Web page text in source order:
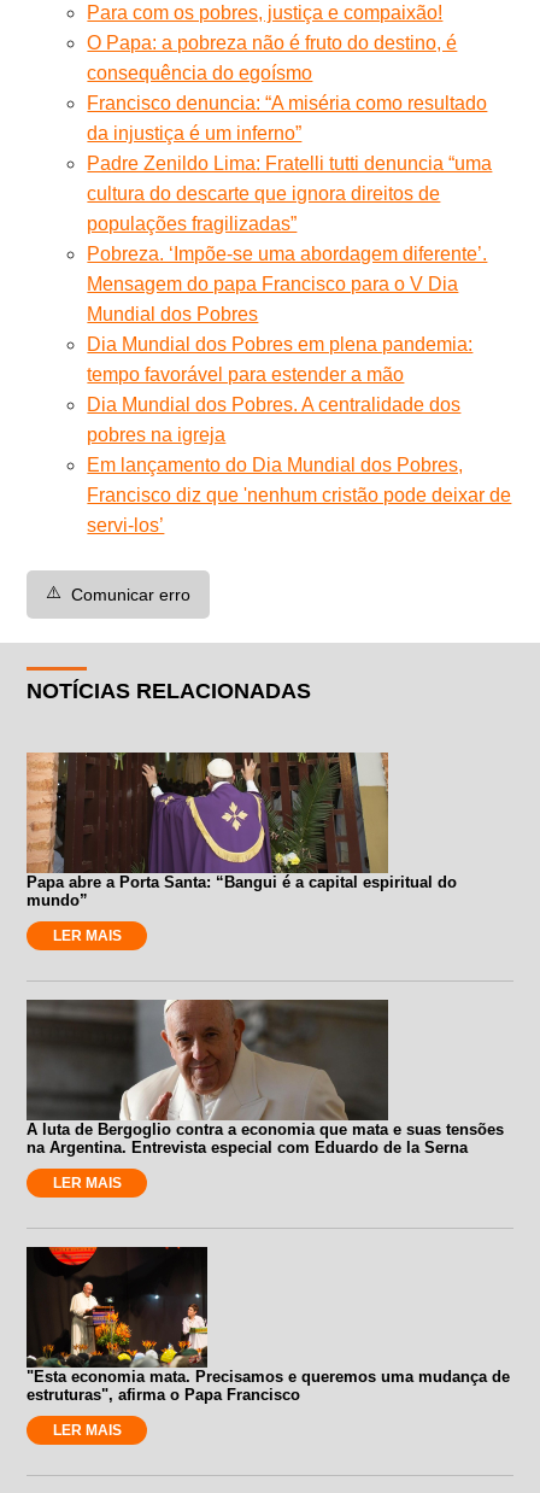
Para com os pobres, justiça e compaixão!
O Papa: a pobreza não é fruto do destino, é
consequência do egoísmo
Francisco denuncia: “A miséria como resultado
da injustiça é um inferno”
Padre Zenildo Lima: Fratelli tutti denuncia “uma
cultura do descarte que ignora direitos de
populações fragilizadas”
Pobreza. ‘Impõe-se uma abordagem diferente’.
Mensagem do papa Francisco para o V Dia
Mundial dos Pobres
Dia Mundial dos Pobres em plena pandemia:
tempo favorável para estender a mão
Dia Mundial dos Pobres. A centralidade dos
pobres na igreja
Em lançamento do Dia Mundial dos Pobres,
Francisco diz que 'nenhum cristão pode deixar de
servi-los’
⚠️ Comunicar erro
NOTÍCIAS RELACIONADAS
Papa abre a Porta Santa: “Bangui é a capital espiritual do
mundo”
LER MAIS
A luta de Bergoglio contra a economia que mata e suas tensões
na Argentina. Entrevista especial com Eduardo de la Serna
LER MAIS
"Esta economia mata. Precisamos e queremos uma mudança de
estruturas", afirma o Papa Francisco
LER MAIS